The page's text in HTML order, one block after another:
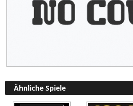
Ähnliche Spiele